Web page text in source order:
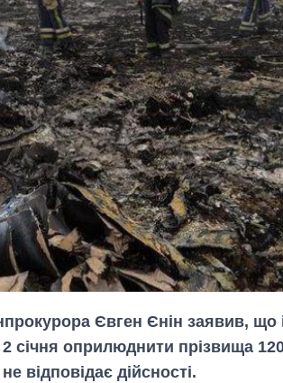
Євген Єнін заявив,
2 січня оприлюднити прізвища
відповідає дійсності.